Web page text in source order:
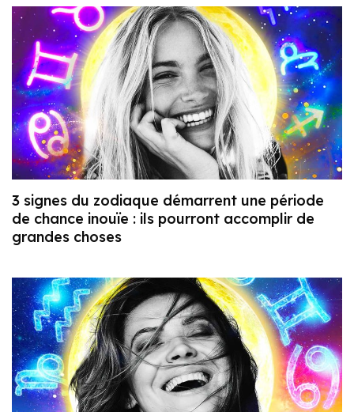
3 signes du zodiaque démarrent une période
de chance inouïe : ils pourront accomplir de
grandes choses